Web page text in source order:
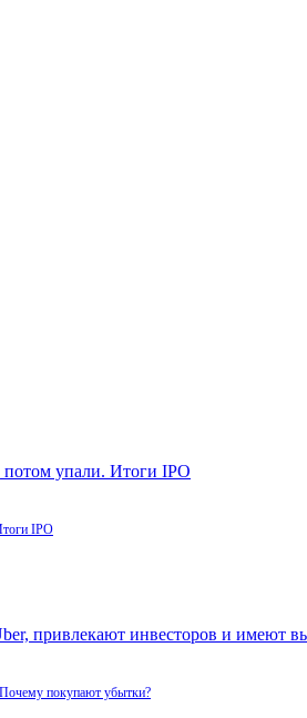
потом упали. Итоги IPO
IPO
привлекают инвесторов и имеют
покупают убытки?